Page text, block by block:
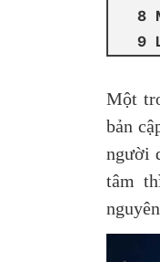
Một
bản
người
tâm